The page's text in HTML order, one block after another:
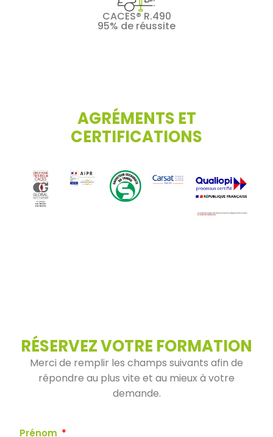
CACES® R.490
95% de réussite
AGRÉMENTS ET
CERTIFICATIONS
RÉSERVEZ VOTRE FORMATION
Merci de remplir les champs suivants afin de
répondre au plus vite et au mieux à votre
demande.
Prénom